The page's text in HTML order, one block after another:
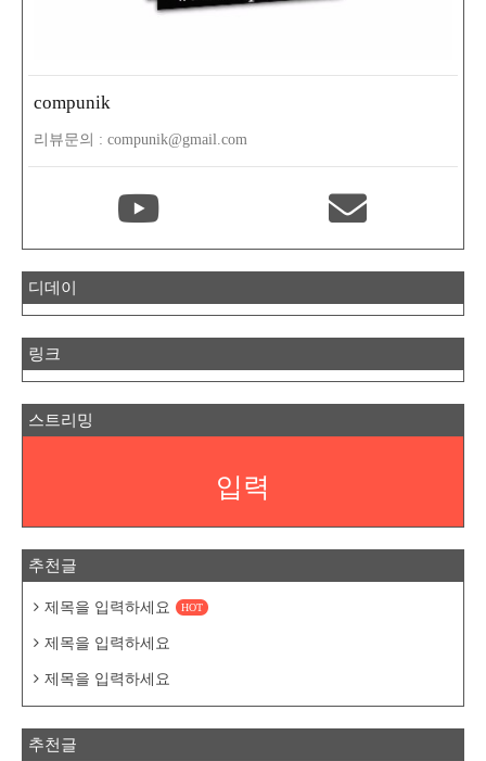
compunik
리뷰문의 : compunik@gmail.com
디데이
링크
스트리밍
입력
추천글
제목을 입력하세요 HOT
제목을 입력하세요
제목을 입력하세요
추천글